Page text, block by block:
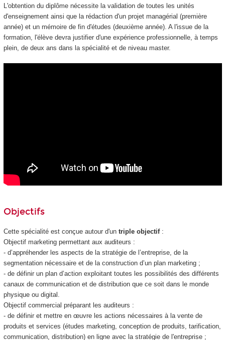
L'obtention du diplôme nécessite la validation de toutes les unités
d'enseignement ainsi que la rédaction d'un projet managérial (première
année) et un mémoire de fin d'études (deuxième année). A l'issue de la
formation, l'élève devra justifier d'une expérience professionnelle, à temps
plein, de deux ans dans la spécialité et de niveau master.
Objectifs
Cette spécialité est conçue autour d'un triple objectif:
Objectif marketing permettant aux auditeurs :
- d’appréhender les aspects de la stratégie de l’entreprise, de la
segmentation nécessaire et de la construction d’un plan marketing ;
- de définir un plan d’action exploitant toutes les possibilités des différents
canaux de communication et de distribution que ce soit dans le monde
physique ou digital.
Objectif commercial préparant les auditeurs :
- de définir et mettre en œuvre les actions nécessaires à la vente de
produits et services (études marketing, conception de produits, tarification,
communication, distribution) en ligne avec la stratégie de l'entreprise ;